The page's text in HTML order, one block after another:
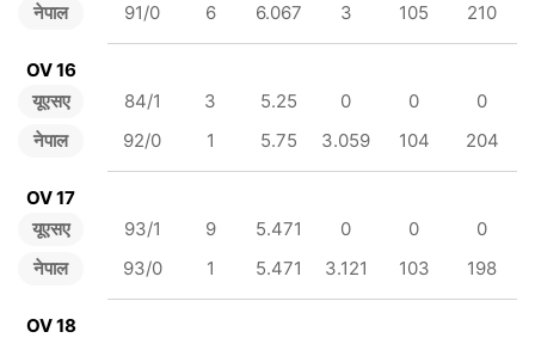
नेपाल
91/0
6 6.067 3 105 210
OV 16
यूएसए
नेपाल
84/1 3 5.25 0 0
0
92/0
1 5.75 3.059 104 204
OV 17
यूएसए
नेपाल
93/1 9 5.471 0 0
0
93/0
1 5.471 3.121 103 198
OV 18